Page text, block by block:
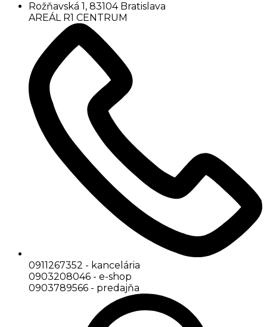
Rožňavská 1, 83104 Bratislava
AREÁL R1 CENTRUM
0911267352 - kancelária
0903208046 - e-shop
0903789566 - predajňa